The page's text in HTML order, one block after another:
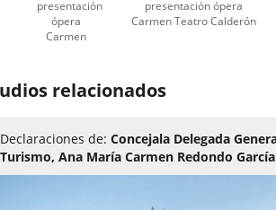
presentación
ópera
Carmen
cartel
presentación ópera
Carmen Teatro Calderón
relacionados
Declaraciones de: Concejala Delegada
Turismo, Ana María Carmen Redondo García